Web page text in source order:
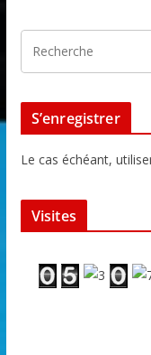
S’enregistrer
Le cas échéant,
Visites